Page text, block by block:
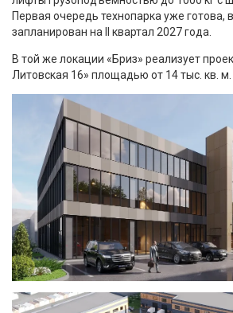
Первая очередь технопарка уже готова,
запланирован на II квартал 2027 года.
В той же локации «Бриз» реализует
Литовская 16» площадью от 14 тыс. кв. м.